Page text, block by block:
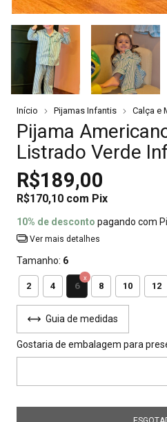
Início Pijamas Infantis Calça e
Pijama
Listrado Verde
R$189,00
R$170,10 com Pix
10% de desconto pagando com
Ver mais detalhes
Tamanho: 6
2 4 6 8 10 12
Guia de medidas
Gostaria de embalagem para